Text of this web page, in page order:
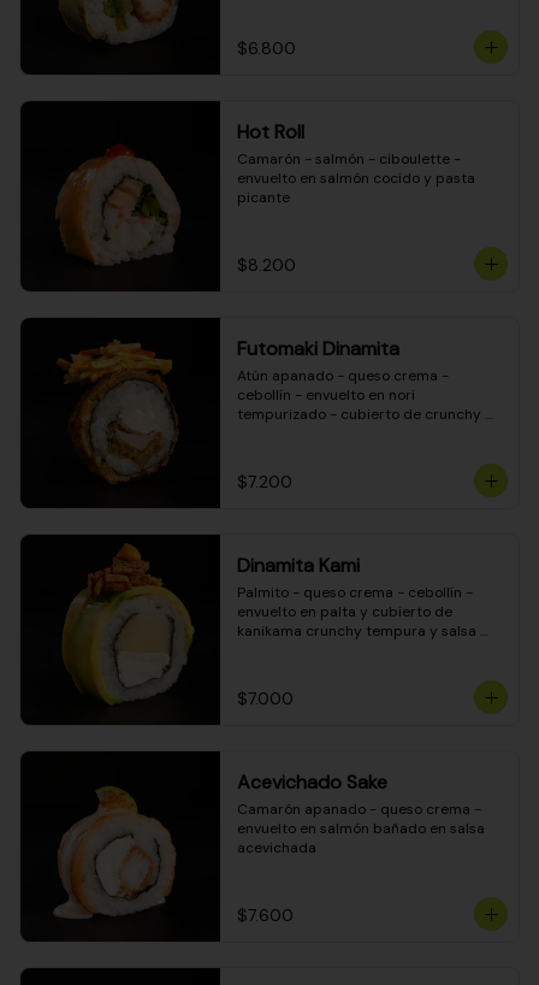
$6.800
Hot Roll
Camarón - salmón - ciboulette -
envuelto en salmón cocido y pasta
picante
$8.200
Futomaki Dinamita
Atún apanado - queso crema -
cebollín - envuelto en nori
tempurizado - cubierto de crunchy
$7.200
Dinamita Kami
Palmito - queso crema - cebollín -
envuelto en palta y cubierto de
kanikama crunchy tempura y salsa
$7.000
Acevichado Sake
Camarón apanado - queso crema -
envuelto en salmón bañado en salsa
acevichada
$7.600